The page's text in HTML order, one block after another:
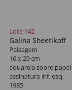
Lote 142
Galina Sheetikoff
Paisagem
16 x 29 cm
aquarela sobre papel
assinatura inf. esq.
1985